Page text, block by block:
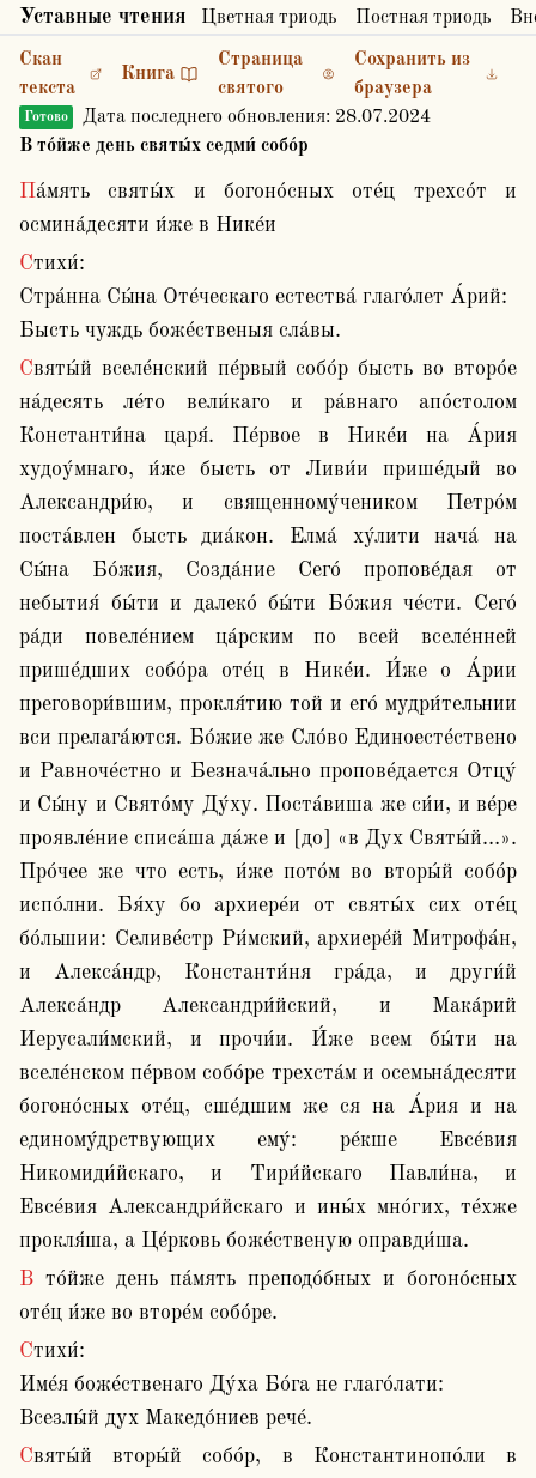
Уставные чтения Цветная триодь Постная триодь
Скан
текста
Книга
Страница
святого
Сохранить из
браузера
Готово Дата последнего обновления: 28.07.2024
В то́йже день святы́х седми́ собо́р
Па́мять святы́х и богоно́сных оте́ц трехсо́т и
осмина́десяти и́же в Нике́и
Стихи́:
Стра́нна Сы́на Оте́ческаго естества́ глаго́лет А́рий:
Бысть чуждь боже́ственыя сла́вы.
Святы́й вселе́нский пе́рвый собо́р бысть во второ́е
на́десять ле́то вели́каго и ра́внаго апо́столом
Константи́на царя́. Пе́рвое в Нике́и на А́рия
худоу́мнаго, и́же бысть от Ливи́и прише́дый во
Александри́ю, и священному́чеником Петро́м
поста́влен бысть диа́кон. Елма́ ху́лити нача́ на
Сы́на Бо́жия, Cозда́ние Сего́ пропове́дая от
небытия́ бы́ти и далеко́ бы́ти Бо́жия че́сти. Сего́
ра́ди повеле́нием ца́рским по всей вселе́нней
прише́дших собо́ра оте́ц в Нике́и. И́же о А́рии
преговори́вшим, прокля́тию той и его́ мудри́тельнии
вси прелага́ются. Бо́жие же Сло́во Единоесте́ствено
и Равноче́стно и Безнача́льно пропове́дается Отцу́
и Сы́ну и Свято́му Ду́ху. Поста́виша же си́и, и ве́ре
проявле́ние списа́ша да́же и [до] «в Дух Святы́й…».
Про́чее же что есть, и́же пото́м во вторы́й собо́р
испо́лни. Бя́ху бо архиере́и от святы́х сих оте́ц
бо́льшии: Селиве́стр Ри́мский, архиере́й Митрофа́н,
и Алекса́ндр, Константи́ня гра́да, и други́й
Алекса́ндр Александри́йский, и Мака́рий
Иерусали́мский, и прочи́и. И́же всем бы́ти на
вселе́нском пе́рвом собо́ре трехста́м и осемьна́десяти
богоно́сных оте́ц, сше́дшим же ся на А́рия и на
единому́дрствующих ему́: ре́кше Евсе́вия
Никомиди́йскаго, и Тири́йскаго Павли́на, и
Евсе́вия Александри́йскаго и ины́х мно́гих, те́хже
прокля́ша, а Це́рковь боже́ственую оправди́ша.
В то́йже день па́мять преподо́бных и богоно́сных
оте́ц и́же во вторе́м собо́ре.
Стихи́:
Име́я боже́ственаго Ду́ха Бо́га не глаго́лати:
Всезлы́й дух Македо́ниев рече́.
Святы́й вторы́й собо́р, в Константинопо́ли в